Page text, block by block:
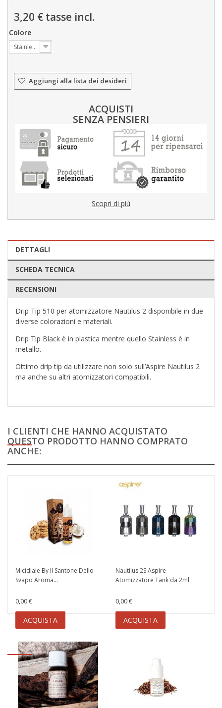
3,20 € tasse incl.
Colore
Stainless
Aggiungi alla lista dei desideri
ACQUISTI
SENZA PENSIERI
Scopri di più
DETTAGLI
SCHEDA TECNICA
RECENSIONI
Drip Tip 510 per atomizzatore Nautilus 2 disponibile in due
diverse colorazioni e materiali.
Drip Tip Black è in plastica mentre quello Stainless è in
metallo.
Ottimo drip tip da utilizzare non solo sull’Aspire Nautilus 2
ma anche su altri atomizzatori compatibili.
I CLIENTI CHE HANNO ACQUISTATO
QUESTO PRODOTTO HANNO COMPRATO
ANCHE:
Micidiale By Il Santone Dello
Svapo Aroma...
0,00 €
ACQUISTA
Nautilus 2S Aspire
Atomizzatore Tank da 2ml
0,00 €
ACQUISTA